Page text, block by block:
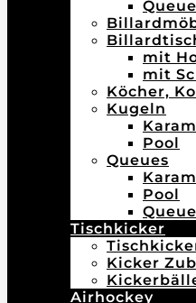
mit
mit
Köcher,
Kugeln
Pool
Queues
Pool
Tischkicker
Kicker
Airhockey